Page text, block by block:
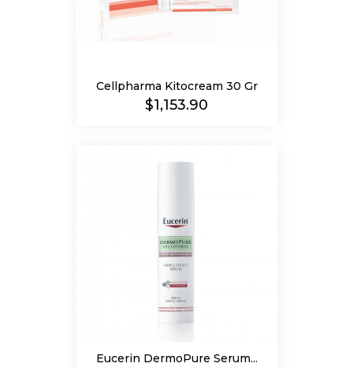
Cellpharma Kitocream 30 Gr
Precio
$1,153.90
Eucerin DermoPure Serum...